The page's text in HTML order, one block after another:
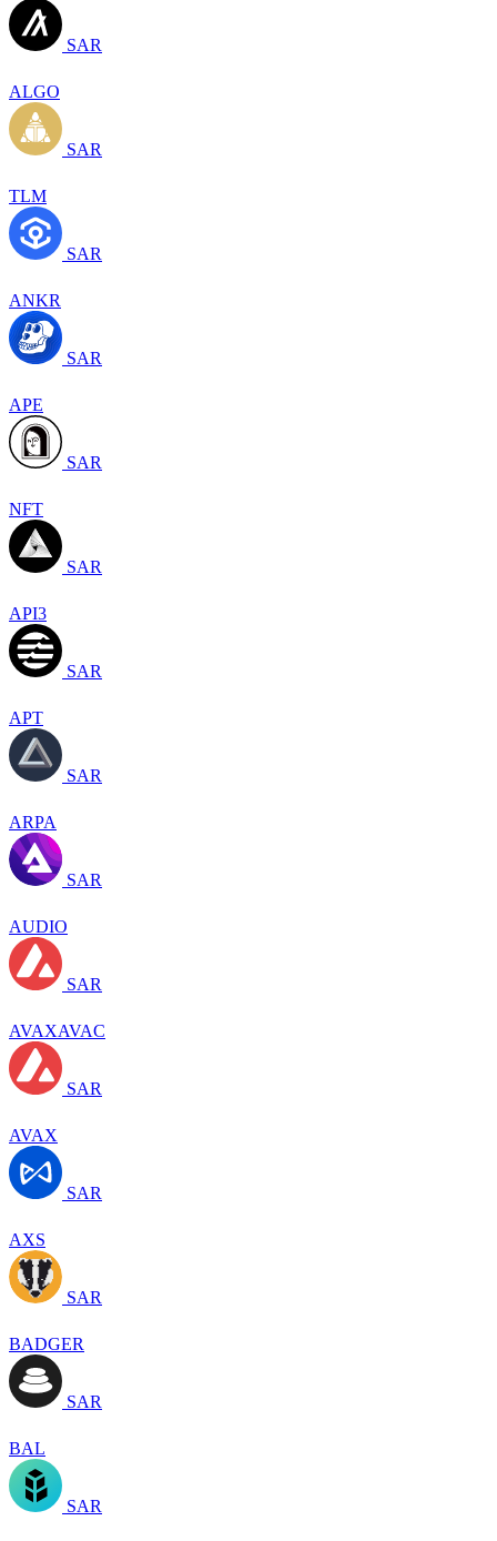
SAR
ALGO
SAR
TLM
SAR
ANKR
SAR
APE
SAR
NFT
SAR
API3
SAR
APT
SAR
ARPA
SAR
AUDIO
SAR
AVAXAVAC
SAR
AVAX
SAR
AXS
SAR
BADGER
SAR
BAL
SAR